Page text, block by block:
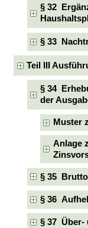
§ 32
§ 33
Teil III
§ 34
der
Muster
Anlage
§ 35
§ 36
§ 37 Über-